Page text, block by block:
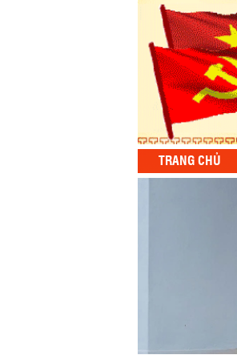
TRANG CHỦ